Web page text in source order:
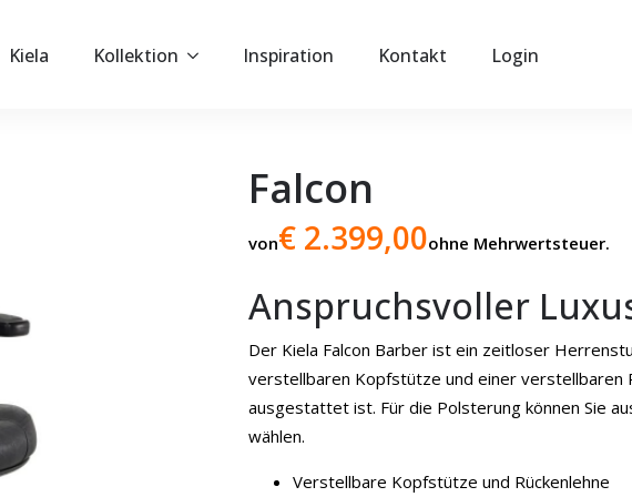
Kiela Kollektion Inspiration Kontakt Login
Falcon
von€ 2.399,00ohne Mehrwertsteuer.
Anspruchsvoller
Der Kiela Falcon Barber ist ein zeitloser
verstellbaren Kopfstütze und einer verstellbaren
ausgestattet ist. Für die Polsterung können Sie
wählen.
Verstellbare Kopfstütze und Rückenlehne